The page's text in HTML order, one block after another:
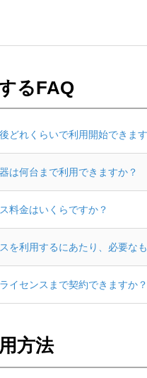
るFAQ
どれくらいで利用開始できます
は何台まで利用できますか？
料金はいくらですか？
を利用するにあたり、必要な
イセンスまで契約できますか？
方法